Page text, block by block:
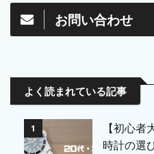
お問い合わせ
よく読まれている記事
1
【初心
時計の選